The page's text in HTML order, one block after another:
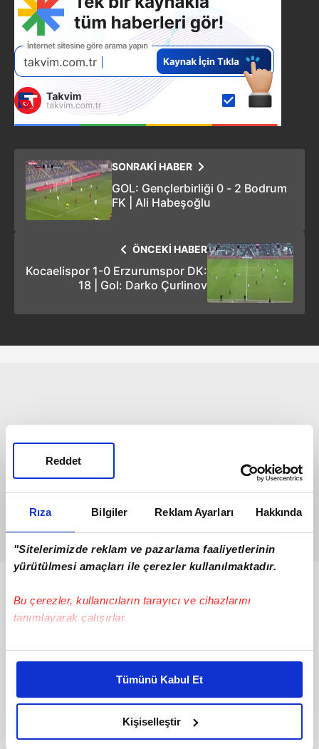
Rıza Bilgiler Reklam Ayarları Hakkında
"Sitelerimizde reklam ve pazarlama faaliyetlerinin
yürütülmesi amaçları ile çerezler kullanılmaktadır.
Bu çerezler, kullanıcıların tarayıcı ve cihazlarını
tanımlayarak çalışırlar.
Bu çerezlere izin vermeniz halinde sizlere özel
daha iyi reklam deneyimi yaşatabiliriz. Bunu yaparken
amacımızın size daha iyi bir reklam deneyimi sunmak
olduğunu ve sizlere en iyi içerikleri sunabilmek adına
elimizden gelen çabayı gösterdiğimizi ve bu noktada,
Tümünü Kabul Et
Kişiselleştir
Reddet
SONRAKİ HABER
GOL: Gençlerbirliği 0 - 2 Bodrum
FK | Ali Habeşoğlu
ÖNCEKİ HABER
Kocaelispor 1-0 Erzurumspor DK:
18 | Gol: Darko Çurlinov
Bunlar da Var